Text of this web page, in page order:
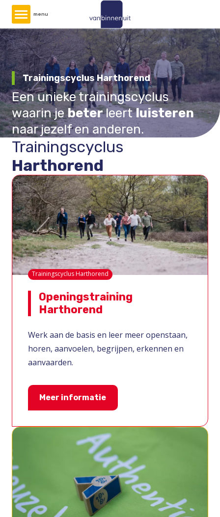
Overslaan
naar
de
inhoud
gaan
menu
Trainingscyclus Harthorend
Een unieke trainingscyclus
waarin jebeterleertluisteren
naar jezelf en anderen.
Trainingscyclus
Harthorend
Trainingscyclus Harthorend
Openingstraining
Harthorend
Werk aan de basis en leer meer openstaan,
horen, aanvoelen, begrijpen, erkennen en
aanvaarden.
Meer informatie